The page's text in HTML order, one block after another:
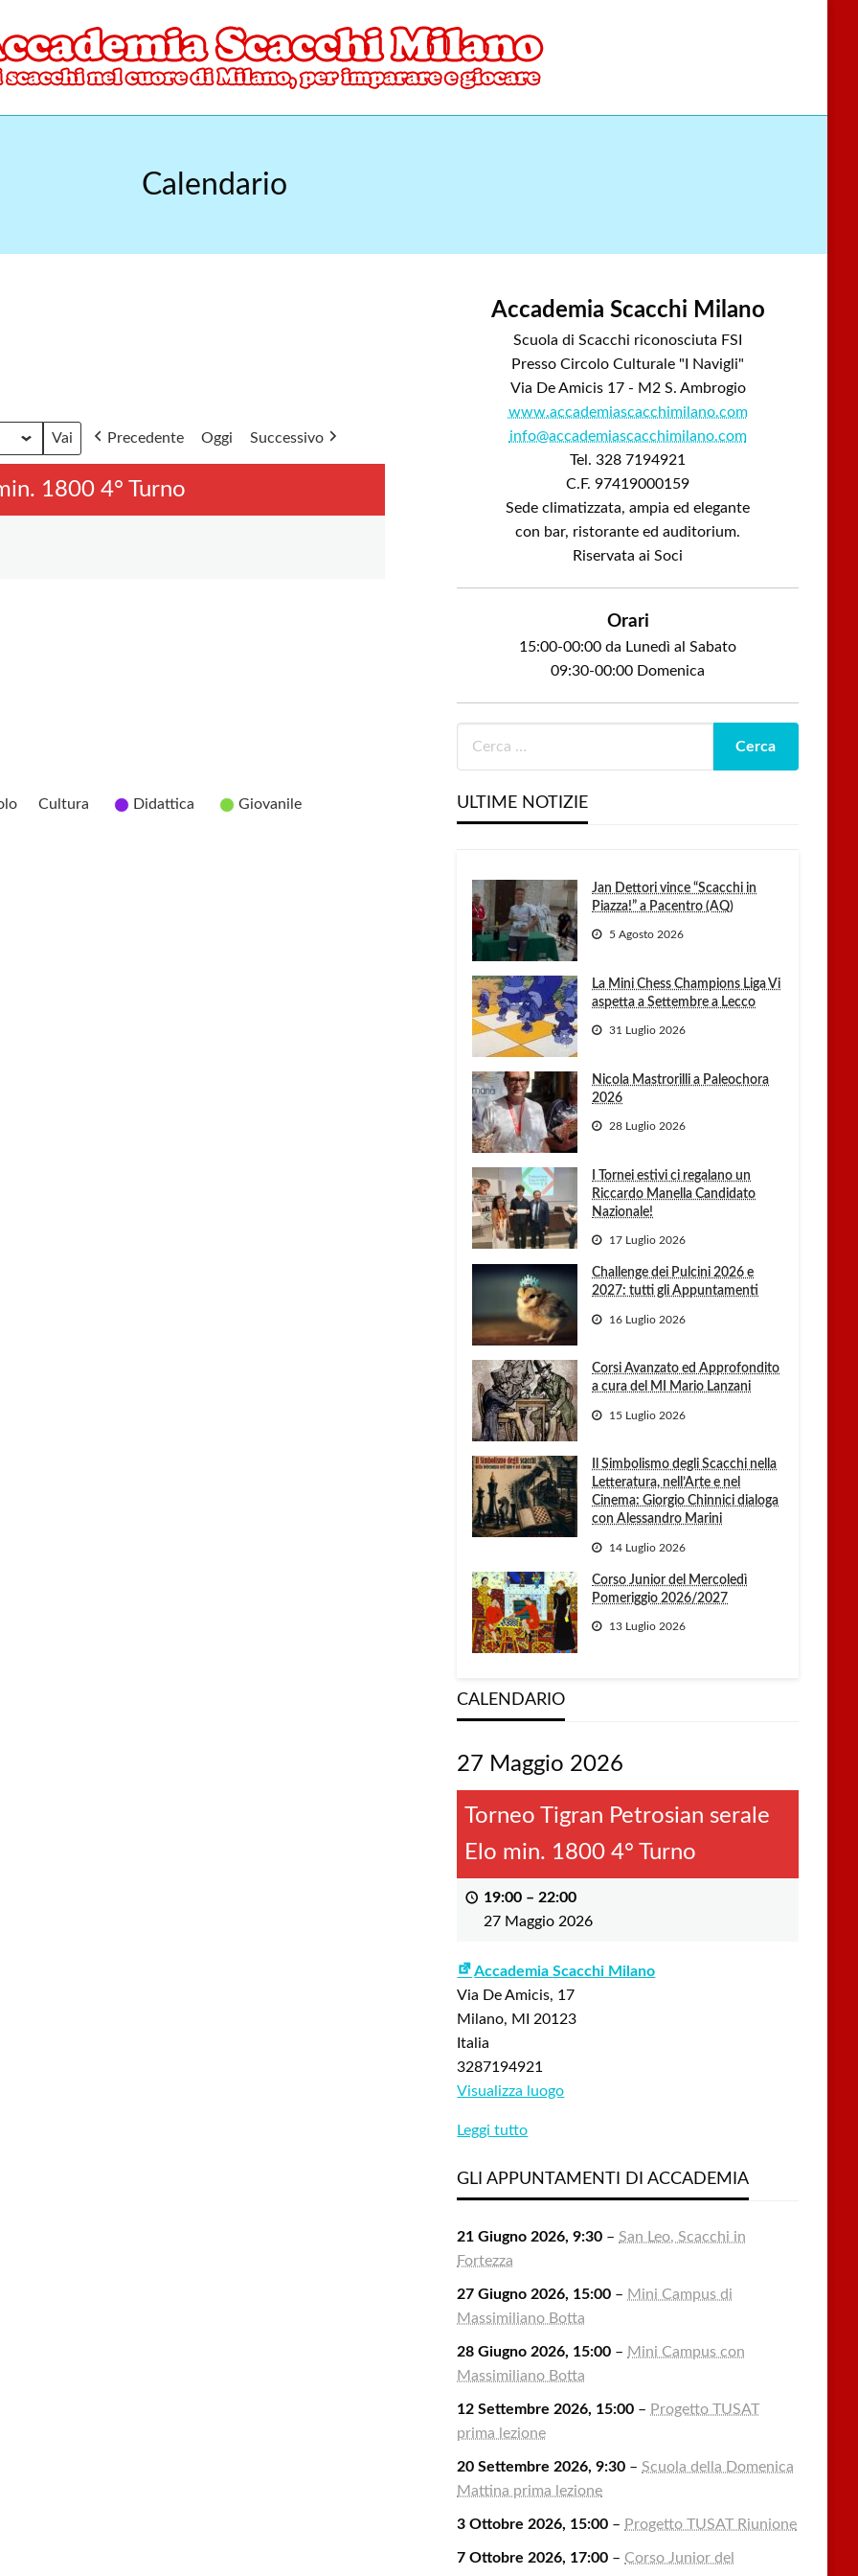
di Milano
Calendario
Precedente Oggi Successivo
1800 4° Turno
Cultura Didattica Giovanile
Accademia Scacchi Milano
Scuola di Scacchi riconosciuta FSI
Presso Circolo Culturale "I Navigli"
Via De Amicis 17 - M2 S. Ambrogio
www.accademiascacchimilano.com
info@accademiascacchimilano.com
Tel. 328 7194921
C.F. 97419000159
Sede climatizzata, ampia ed elegante
con bar, ristorante ed auditorium.
Riservata ai Soci
Orari
15:00-00:00 da Lunedì al Sabato
09:30-00:00 Domenica
ULTIME NOTIZIE
Jan Dettori vince “Scacchi in
Piazza!” a Pacentro (AQ)
5 Agosto 2026
La Mini Chess Champions Liga Vi
aspetta a Settembre a Lecco
31 Luglio 2026
Nicola Mastrorilli a Paleochora
2026
28 Luglio 2026
I Tornei estivi ci regalano un
Riccardo Manella Candidato
Nazionale!
17 Luglio 2026
Challenge dei Pulcini 2026 e
2027: tutti gli Appuntamenti
16 Luglio 2026
Corsi Avanzato ed Approfondito
a cura del MI Mario Lanzani
15 Luglio 2026
Il Simbolismo degli Scacchi nella
Letteratura, nell’Arte e nel
Cinema: Giorgio Chinnici dialoga
con Alessandro Marini
14 Luglio 2026
Corso Junior del Mercoledì
Pomeriggio 2026/2027
13 Luglio 2026
CALENDARIO
27 Maggio 2026
Torneo Tigran Petrosian serale
Elo min. 1800 4° Turno
19:00 – 22:00
27 Maggio 2026
Accademia Scacchi Milano
Via De Amicis, 17
Milano, MI
20123
Italia
3287194921
Visualizza luogo
Leggi tutto
GLI APPUNTAMENTI DI ACCADEMIA
21 Giugno 2026, 9:30 –San Leo, Scacchi in
Fortezza
27 Giugno 2026, 15:00 – Mini Campus di
Massimiliano Botta
28 Giugno 2026, 15:00 – Mini Campus con
Massimiliano Botta
12 Settembre 2026, 15:00 – Progetto TUSAT
prima lezione
20 Settembre 2026, 9:30 –Scuola della Domenica
Mattina prima lezione
3 Ottobre 2026, 15:00 – Progetto TUSAT Riunione
7 Ottobre 2026, 17:00 – Corso Junior del